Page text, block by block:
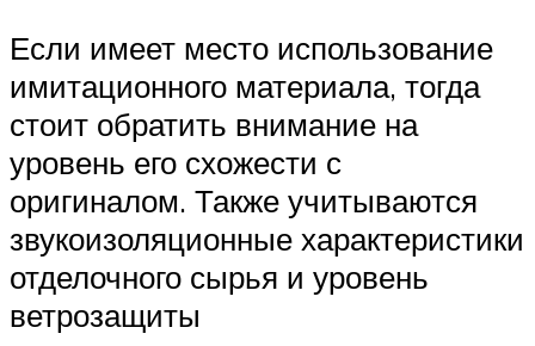
Если имеет место использование
имитационного материала, тогда
стоит обратить внимание на
уровень его схожести с
оригиналом. Также учитываются
звукоизоляционные характеристики
отделочного сырья и уровень
ветрозащиты